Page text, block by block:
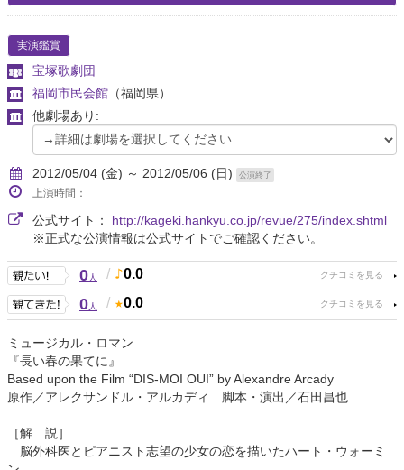
実演鑑賞
宝塚歌劇団
福岡市民会館 （福岡県）
他劇場あり:
2012/05/04 (金) ～ 2012/05/06 (日) 公演終了
上演時間：
公式サイト： http://kageki.hankyu.co.jp/revue/275/index.shtml
※正式な公演情報は公式サイトでご確認ください。
0人 / 0.0
0人 / 0.0
ミュージカル・ロマン
『長い春の果てに』
Based upon the Film “DIS-MOI OUI” by Alexandre Arcady
原作／アレクサンドル・アルカディ 脚本・演出／石田昌也
［解 説］
脳外科医とピアニスト志望の少女の恋を描いたハート・ウォーミ